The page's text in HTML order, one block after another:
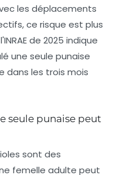
les déplacements
ce risque est plus
de 2025 indique
une seule punaise
dans les trois mois
seule punaise peut
sont des
femelle adulte peut